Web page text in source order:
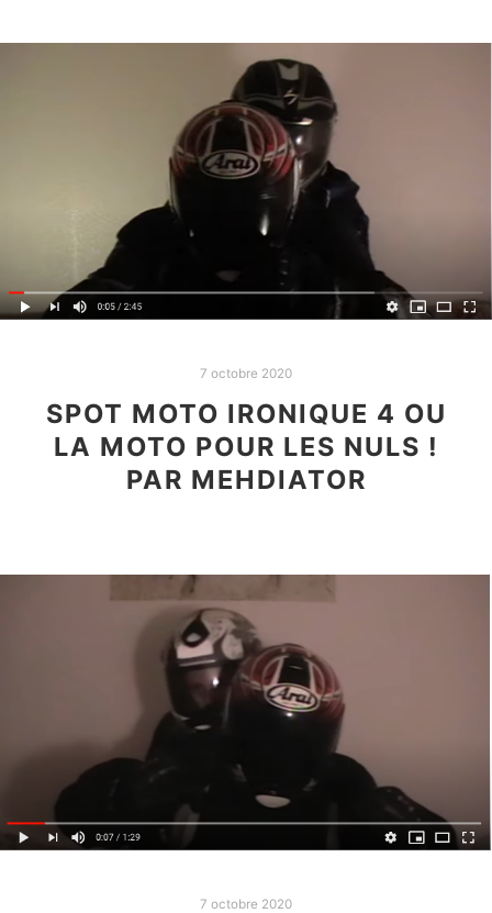
7 octobre 2020
SPOT MOTO IRONIQUE 4 OU
LA MOTO POUR LES NULS !
PAR MEHDIATOR
7 octobre 2020